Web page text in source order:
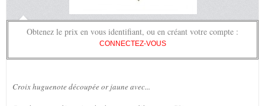
Obtenez le prix en vous identifiant, ou en créant votre compte :
CONNECTEZ-VOUS
Croix huguenote découpée or jaune avec...